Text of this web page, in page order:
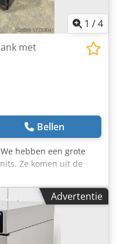
1 /4
met
Bellen
hebben een grote
Ze komen uit de
Dodpfju S E Tvsx
Advertentie